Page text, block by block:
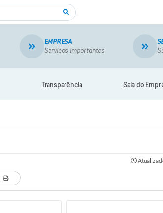
EMPRESA
Serviços importantes
Transparência Sala do